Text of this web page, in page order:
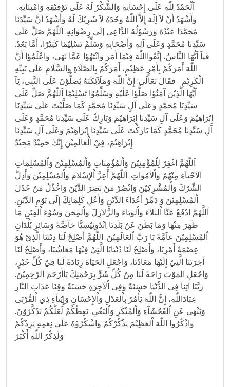
وَأَشْهَدُ أَنْ لاَ اِلَهَ إِلاَّ اللّٰهُ وَحْدَهُ لاَ شَرِيْكَ لَهُ وَأَشْهَدُ أنَّ سَيِّدَنَا
مُحَمَّدًا عَبْدُهُ وَرَسُوْلُهُ الدَّاعِى إلَى رِضْوَانِهِ. اَللّهُمَّ صَلِّ عَلَى
سَيِّدِنَا مُحَمَّدٍ وَعَلَى اَلِهِ وَأَصْحَابِهِ وَسَلِّمْ تَسْلِيْمًا كَثِيْرًا، أَمَّا بَعْدُ.
فَياَ اَيُّهَا النَّاسُ، إِتَّقُوااللّٰهَ فِيْمَا أَمَرَ وَانْتَهُوْا عَمَّا نَهَى، وَاعْلَمُوْا أَنَّ
اللّٰهَ أَمَرَكُمْ بِأَمْرٍ عَظِيْمٍ، أَمَرَكُمْ بِالصَّلَاةِ وَالسَّلَامِ عَلَى نَبِيِّهِ
الْكَرِيْمِ فقَالَ تَعَالَى: إِنَّ اللّٰهَ وَمَلَآئِكَتَهُ يُصَلُّوْنَ عَلَى النَّبِى، يَآ
اَيُّهَا الَّذِيْنَ آمَنُوْا صَلُّوْا عَلٰيْهِ وَسَلِّمُوْا تَسْلِيْمًا اَللّٰهُمَّ صَلِّ عَلَى
سَيِّدِنَا مُحَمَّدٍ وَعَلَى آلِ سَيِّدِنَا مُحَمَّدٍ كَمَا صَلَّيْتَ عَلَى سَيِّدِنَا
إِبْرَاهِيْمَ وَعَلَى آلِ سَيِّدِنَا إِبْرَاهِيْمَ وَبَارِكْ عَلَى سَيِّدِنَا مُحَمَّدٍ وَعَلَى
آلِ سَيِّدِنَا مُحَمَّدٍ كَمَا بَارَكْتَ عَلَى سَيِّدِنَا إِبْرَاهِيْمَ وَعَلَى آلِ سَيِّدِنَا
إِبْرَاهِيْمَ، فِيْ الْعَالَمِيْنَ إِنَّكَ حَمِيْدٌ مَجِيْدٌ.
اَللّهُمَّ اغْفِرْ لِلْمُؤْمِنِيْنَ وَاْلمُؤْمِنَاتِ وَاْلمُسْلِمِيْنَ وَاْلمُسْلِمَاتِ
اَلاَحْيآءِ مِنْهُمْ وَاْلاَمْوَاتِ. اَللّٰهُمَّ أَعِزَّ اْلإِسْلاَمَ وَاْلمُسْلِمِيْنَ وَأَذِلَّ
الشِّرْكَ وَاْلمُشْرِكِيْنَ وَانْصُرْ مَنْ نَصَرَ الدِّيْنَ وَاخْذُلْ مَنْ خَذَلَ
اْلمُسْلِمِيْنَ وَ دَمِّرْ أَعْدَاءَ الدِّيْنِ وَأَعْلِ كَلِمَاتِكَ إِلَى يَوْمِ الدِّيْنِ.
اَللَّهُمَّ ادْفَعْ عَنَّا اْلبَلاَءَ وَاْلوَبَاءَ وَالزَّلاَزِلَ وَاْلمِحَنَ وَسُوْءَ اْلفِتَنِ مَا
ظَهَرَ مِنْهَا وَمَا بَطَنَ عَنْ بَلَدِنَا اِنْدُونِيْسِيَّا خآصَّةً وَسَائِرِ بُلْدَانِ
اْلمُسْلِمِيْنَ عآمَّةً يَا رَبَّ اْلعَالَمِيْنَ. اللَّهُمَّ أَصْلِحْ لَنَا دِيْنَنَا الَّذِيْ هُوَ
عِصْمَةُ أَمْرِنَا، وَأَصْلِحْ لَنَا دُنْيَانَا الَّتِيْ فِيْهَا مَعَاشُنَا، وَأَصْلِحْ لَنَا
آخِرَتَنَا الَّتِيْ إِلَيْهَا مَعَادُنَا، وَاجْعَلِ الحَيَاةَ زِيَادَةً لَنَا فِيْ كُلِّ خَيْرٍ،
وَاجْعَلِ المَوْتَ رَاحَةً لَنَا مِنْ كُلِّ شَرٍّ بِرَحْمَتِكَ يَاأَرْحَمَ الرّٰحِمِيْنَ.
رَبَّنَا آتِناَ فِى الدُّنْيَا حَسَنَةً وَفِى اْلآخِرَةِ حَسَنَةً وَقِنَا عَذَابَ النَّارِ
عِبَادَاللّٰهِ، إِنَّ اللّٰهَ يَأْمُرُ بِاْلعَدْلِ وَاْلإِحْسَانِ وَإِيْتآءِ ذِي اْلقُرْبَى
وَيَنْهَى عَنِ اْلفَحْشَآءِ وَاْلمُنْكَرِ وَاْلبَغْيِ. يَعِظُكُمْ لَعَلَّكُمْ تَذَكَّرُوْنَ.
وَاذْكُرُوا اللّٰهَ اْلعَظِيْمَ يَذْكُرْكُمْ وَاشْكُرُوْهُ عَلَى نِعَمِهِ يَزِدْكُمْ
وَلَذِكْرُ اللّٰهِ أَكْبَرُ